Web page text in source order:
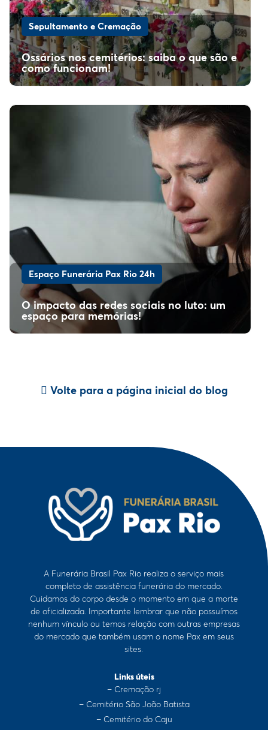
Sepultamento e Cremação
Ossários nos cemitérios: saiba o que são e
como funcionam!
Espaço Funerária Pax Rio 24h
O impacto das redes sociais no luto: um
espaço para memórias!
Volte para a página inicial do blog
A Funerária Brasil Pax Rio realiza o serviço mais
completo de assistência funerária do mercado.
Cuidamos do corpo desde o momento em que a morte
de oficializada. Importante lembrar que não possuímos
nenhum vínculo ou temos relação com outras empresas
do mercado que também usam o nome Pax em seus
sites.
Links úteis
– Cremação rj
– Cemitério São João Batista
– Cemitério do Caju